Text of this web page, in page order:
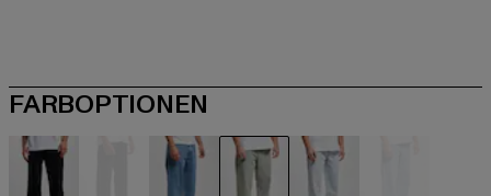
FARBOPTIONEN